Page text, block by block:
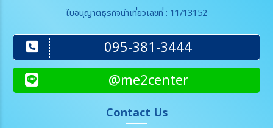
ใบอนุญาตธุรกิจนำเที่ยวเลขที่ : 11/13152
095-381-3444
@me2center
Contact Us